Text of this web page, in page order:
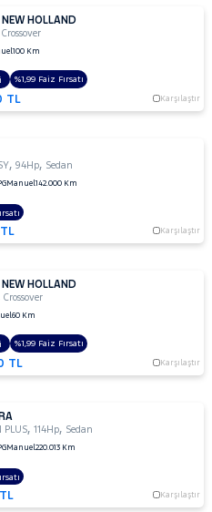
HOLLAND
Crossover
100 Km
TL Karşılaştır
%1,99 Faiz Fırsatı
,94Hp, Sedan
Manuel142.000 Km
Karşılaştır
HOLLAND
Crossover
60 Km
TL Karşılaştır
%1,99 Faiz Fırsatı
PLUS,114Hp, Sedan
Manuel220.013 Km
Karşılaştır